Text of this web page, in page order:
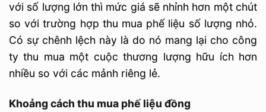
với số lượng lớn thì mức giá sẽ nhỉnh hơn một chút
so với trường hợp thu mua phế liệu số lượng nhỏ.
Có sự chênh lệch này là do nó mang lại cho công
ty thu mua một cuộc thương lượng hữu ích hơn
nhiều so với các mảnh riêng lẻ.
Khoảng cách thu mua phế liệu đồng